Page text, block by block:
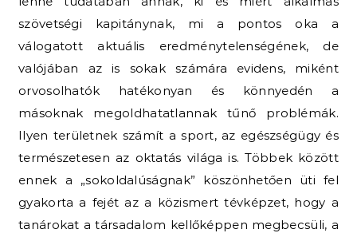
szövetségi kapitánynak, mi a pontos oka a
válogatott aktuális eredménytelenségének, de
valójában az is sokak számára evidens, miként
orvosolhatók hatékonyan és könnyedén a
másoknak megoldhatatlannak tűnő problémák.
Ilyen területnek számít a sport, az egészségügy és
természetesen az oktatás világa is. Többek között
ennek a „sokoldalúságnak” köszönhetően üti fel
gyakorta a fejét az a közismert tévképzet, hogy a
tanárokat a társadalom kellőképpen megbecsüli, a